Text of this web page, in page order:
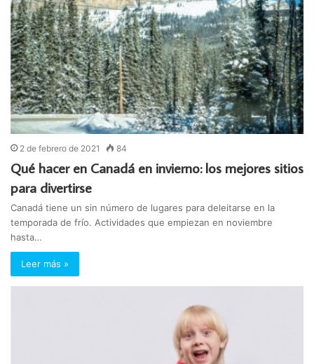
2 de febrero de 2021 84
Qué hacer en Canadá en invierno: los mejores sitios
para divertirse
Canadá tiene un sin número de lugares para deleitarse en la
temporada de frío. Actividades que empiezan en noviembre
hasta…
Leer más »